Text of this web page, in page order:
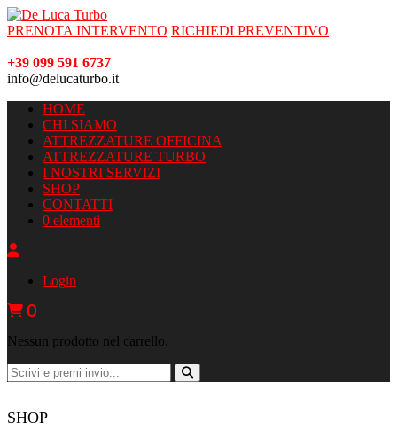
PRENOTA INTERVENTO RICHIEDI PREVENTIVO
+39 099 591 6737
info@delucaturbo.it
HOME
CHI SIAMO
ATTREZZATURE OFFICINA
ATTREZZATURE TURBO
I NOSTRI SERVIZI
SHOP
CONTATTI
0 elementi
Login
0
Nessun prodotto nel carrello.
SHOP